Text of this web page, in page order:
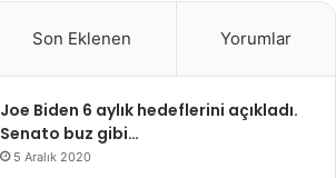
Son Eklenen Yorumlar
Joe Biden 6 aylık hedeflerini açıkladı.
Senato buz gibi…
5 Aralık 2020